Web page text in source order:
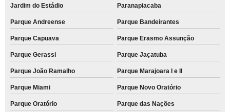
Jardim do Estádio Paranapiacaba
Parque Andreense Parque Bandeirantes
Parque Capuava Parque Erasmo Assunção
Parque Gerassi Parque Jaçatuba
Parque João Ramalho Parque Marajoara I e II
Parque Miami Parque Novo Oratório
Parque Oratório Parque das Nações